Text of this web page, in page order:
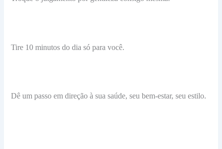
Tire 10 minutos do dia só para você.
Dê um passo em direção à sua saúde, seu bem-estar, seu estilo.